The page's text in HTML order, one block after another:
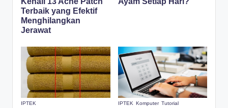
Terbaik yang Efektif
Menghilangkan
Jerawat
IPTEK IPTEK Komputer Tutorial